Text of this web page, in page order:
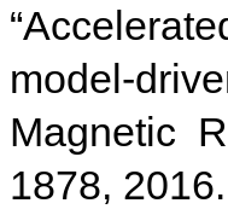
model-
Magnetic
1878, 2016.